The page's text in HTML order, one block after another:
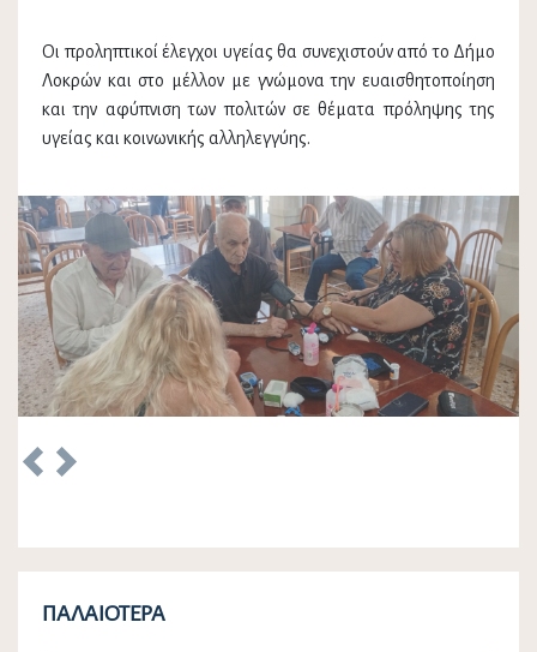
Οι προληπτικοί έλεγχοι υγείας θα συνεχιστούν από το Δήμο
Λοκρών και στο μέλλον με γνώμονα την ευαισθητοποίηση
και την αφύπνιση των πολιτών σε θέματα πρόληψης της
υγείας και κοινωνικής αλληλεγγύης.
Previous
ΠΑΛΑΙΌΤΕΡΑ